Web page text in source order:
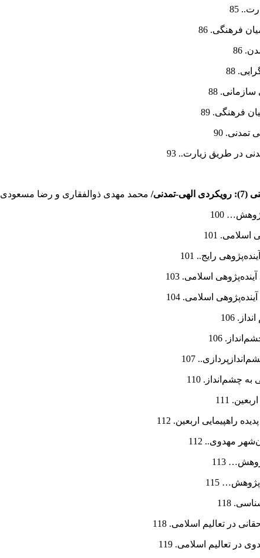
85
فرهنگی. 86
86
88
88
فرهنگی. 89
تمدنی. 90
در طریق زیارت.. 93
(
7): رویکردی الهی-تمدنی/ محمد مهدی ذوالفقاری و رضا مسعودی
100
اسلامی. 101
رایج.. 101
اسلامی. 103
اسلامی. 104
106
106
107
چشم‌انداز. 110
111
راهپیمایی اربعین. 112
مهدوی.. 112
113
115
118
در تعالیم اسلامی. 118
در تعالیم اسلامی. 119